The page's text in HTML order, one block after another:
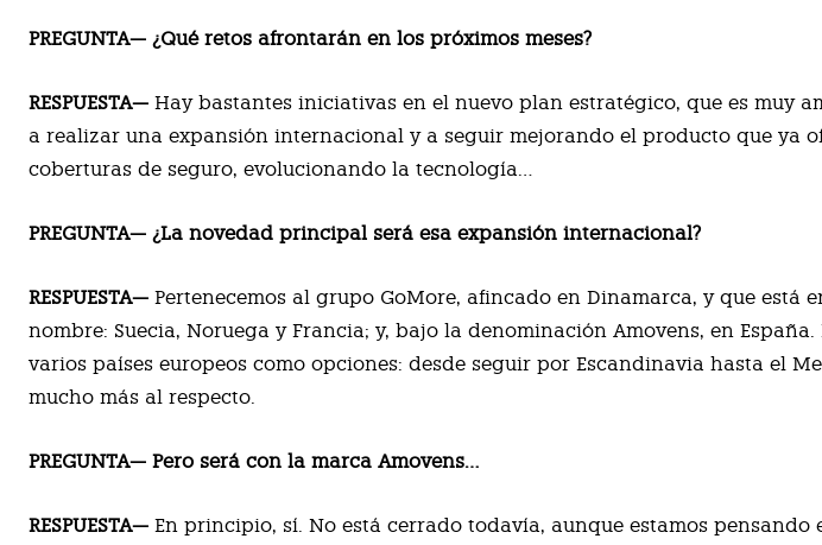
PREGUNTA— ¿Qué retos afrontarán en los próximos meses?
RESPUESTA— Hay bastantes iniciativas en el nuevo plan estratégico, que es muy
a realizar una expansión internacional y a seguir mejorando el producto que ya
coberturas de seguro, evolucionando la tecnología…
PREGUNTA— ¿La novedad principal será esa expansión internacional?
RESPUESTA— Pertenecemos al grupo GoMore, afincado en Dinamarca, y que está
nombre: Suecia, Noruega y Francia; y, bajo la denominación Amovens, en
varios países europeos como opciones: desde seguir por Escandinavia hasta el
mucho más al respecto.
PREGUNTA— Pero será con la marca Amovens…
RESPUESTA— En principio, sí. No está cerrado todavía, aunque estamos